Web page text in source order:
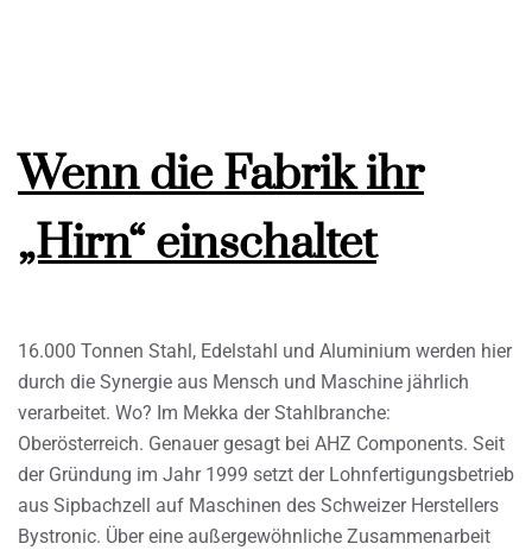
Wenn die Fabrik ihr
„Hirn“ einschaltet
16.000 Tonnen Stahl, Edelstahl und Aluminium werden hier
durch die Synergie aus Mensch und Maschine jährlich
verarbeitet. Wo? Im Mekka der Stahlbranche:
Oberösterreich. Genauer gesagt bei AHZ Components. Seit
der Gründung im Jahr 1999 setzt der Lohnfertigungsbetrieb
aus Sipbachzell auf Maschinen des Schweizer Herstellers
Bystronic. Über eine außergewöhnliche Zusammenarbeit